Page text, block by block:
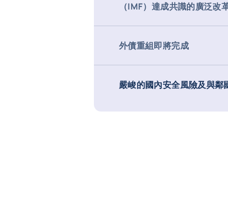
（IMF）達成共識的廣泛改
外債重組即將完成
嚴峻的國內安全風險及與鄰